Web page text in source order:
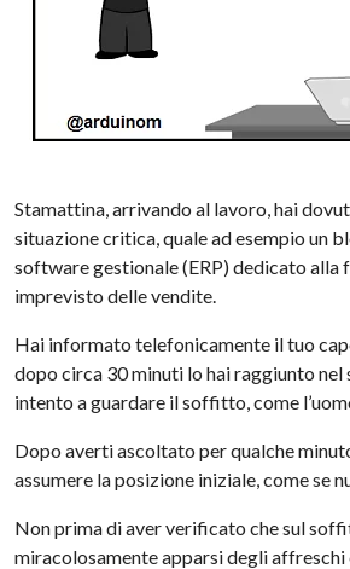
Stamattina, arrivando al lavoro, hai
situazione critica, quale ad esempio un
software gestionale (ERP) dedicato alla
imprevisto delle vendite.
Hai informato telefonicamente il tuo
dopo circa 30 minuti lo hai raggiunto nel
intento a guardare il soffitto, come
Dopo averti ascoltato per qualche
assumere la posizione iniziale, come se
Non prima di aver verificato che sul
miracolosamente apparsi degli